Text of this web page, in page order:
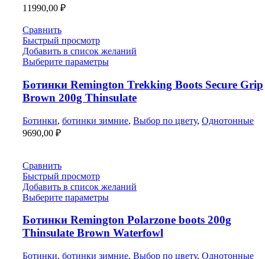
11990,00 ₽
Сравнить
Быстрый просмотр
Добавить в список желаний
Выберите параметры
Ботинки Remington Trekking Boots Secure Grip
Brown 200g Thinsulate
Ботинки, ботинки зимние, Выбор по цвету, Однотонные
9690,00 ₽
Сравнить
Быстрый просмотр
Добавить в список желаний
Выберите параметры
Ботинки Remington Polarzone boots 200g
Thinsulate Brown Waterfowl
Ботинки, ботинки зимние, Выбор по цвету, Однотонные